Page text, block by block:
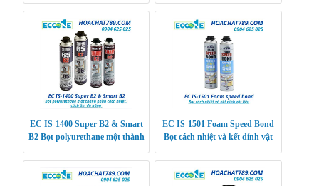
su, sơn, vết vân t
EC IS-1400 Super B2 & Smart
B2 Bọt polyurethane một thành
năng
EC IS-1501 Foam Speed Bond
Bọt cách nhiệt và kết dính vật